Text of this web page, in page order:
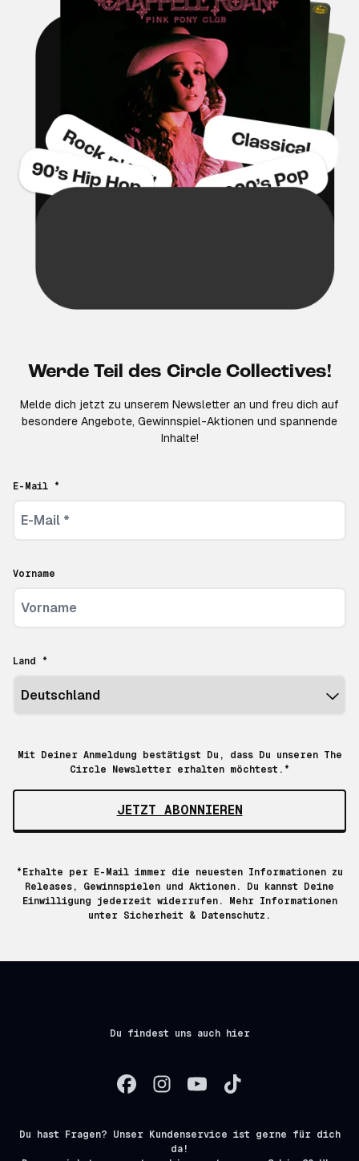
Werde Teil des Circle Collectives!
Melde dich jetzt zu unserem Newsletter an und freu dich auf
besondere Angebote, Gewinnspiel-Aktionen und spannende
Inhalte!
E-Mail *
Vorname
Land *
Mit Deiner Anmeldung bestätigst Du, dass Du unseren The
Circle Newsletter erhalten möchtest.*
JETZT ABONNIEREN
*Erhalte per E-Mail immer die neuesten Informationen zu
Releases, Gewinnspielen und Aktionen. Du kannst Deine
Einwilligung jederzeit widerrufen. Mehr Informationen
unter Sicherheit & Datenschutz.
Du findest uns auch hier
Du hast Fragen? Unser Kundenservice ist gerne für dich
da!